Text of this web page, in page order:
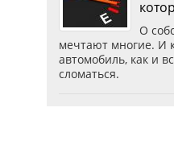
О
мечтают многие. И
автомобиль, как и
сломаться.